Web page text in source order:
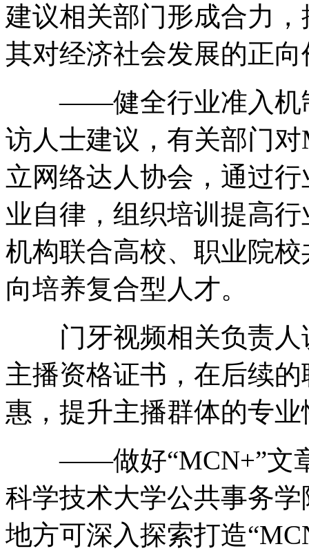
建议相关部门形成合力
其对经济社会发展的正向
——健全行业准入机制
访人士建议，有关部门
立网络达人协会，通过
业自律，组织培训提高
机构联合高校、职业院
向培养复合型人才。
门牙视频相关负责人
主播资格证书，在后续
惠，提升主播群体的专业
——做好“MCN+”文章
科学技术大学公共事务
地方可深入探索打造